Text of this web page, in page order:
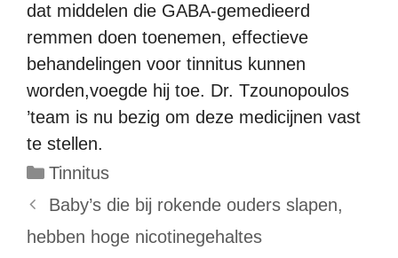
dat middelen die GABA-gemedieerd
remmen doen toenemen, effectieve
behandelingen voor tinnitus kunnen
worden,voegde hij toe. Dr. Tzounopoulos
’team is nu bezig om deze medicijnen vast
te stellen.
Categorieën
Tinnitus
Baby’s die bij rokende ouders slapen,
hebben hoge nicotinegehaltes